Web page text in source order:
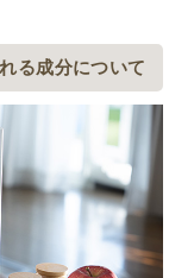
る成分について